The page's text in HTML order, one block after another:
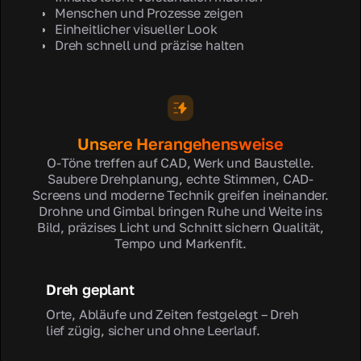
Menschen und Prozesse zeigen
Einheitlicher visueller Look
Dreh schnell und präzise halten
Unsere Herangehensweise
O-Töne treffen auf CAD, Werk und Baustelle.
Saubere Drehplanung, echte Stimmen, CAD-
Screens und moderne Technik greifen ineinander.
Drohne und Gimbal bringen Ruhe und Weite ins
Bild, präzises Licht und Schnitt sichern Qualität,
Tempo und Markenfit.
Dreh geplant
Orte, Abläufe und Zeiten festgelegt – Dreh
lief zügig, sicher und ohne Leerlauf.